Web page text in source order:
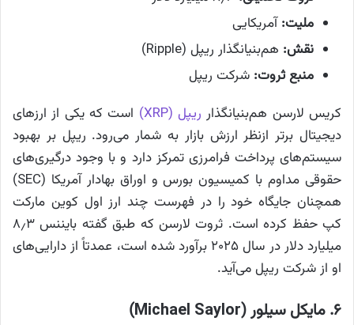
ملیت:آمریکایی
نقش: هم‌بنیانگذار ریپل (Ripple)
منبع ثروت: شرکت ریپل
کریس لارسن هم‌بنیانگذار ریپل (XRP)
است که یکی از ارزهای
دیجیتال برتر ازنظر ارزش بازار به شمار می‌رود. ریپل بر بهبود
سیستم‌های پرداخت فرامرزی تمرکز دارد و با وجود درگیری‌های
حقوقی مداوم با کمیسیون بورس و اوراق بهادار آمریکا (SEC)
همچنان جایگاه خود را در فهرست چند ارز اول کوین مارکت
کپ حفظ کرده است. ثروت لارسن که طبق گفته بایننس ۸٫۳
میلیارد دلار در سال ۲۰۲۵ برآورد شده است، عمدتاً از دارایی‌های
او از شرکت ریپل می‌آید.
۶. مایکل سیلور (Michael Saylor)